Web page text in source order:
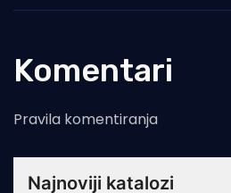
Komentari
Pravila komentiranja